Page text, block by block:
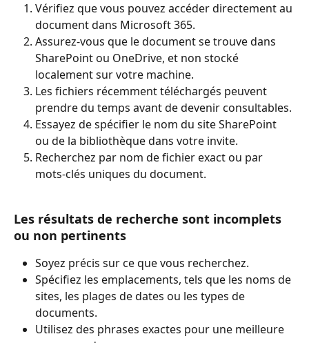
Vérifiez que vous pouvez accéder directement au
document dans Microsoft 365.
Assurez-vous que le document se trouve dans
SharePoint ou OneDrive, et non stocké
localement sur votre machine.
Les fichiers récemment téléchargés peuvent
prendre du temps avant de devenir consultables.
Essayez de spécifier le nom du site SharePoint
ou de la bibliothèque dans votre invite.
Recherchez par nom de fichier exact ou par
mots-clés uniques du document.
Les résultats de recherche sont incomplets
ou non pertinents
Soyez précis sur ce que vous recherchez.
Spécifiez les emplacements, tels que les noms de
sites, les plages de dates ou les types de
documents.
Utilisez des phrases exactes pour une meilleure